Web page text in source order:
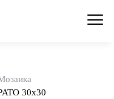
30x30